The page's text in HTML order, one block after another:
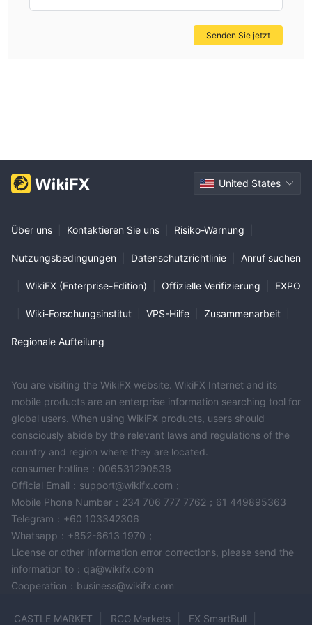
Investitionen und die Einhaltung rechtlicher Standards zu
gewährleisten. Trader können über WikiFX mehr über andere
Broker erfahren. Informationen verbessern dieSenden Sie jetzt
United States
Über uns Kontaktieren Sie uns Risiko-Warnung
Nutzungsbedingungen Datenschutzrichtlinie Anruf suchen
WikiFX (Enterprise-Edition) Offizielle Verifizierung EXPO
Wiki-Forschungsinstitut VPS-Hilfe Zusammenarbeit
Regionale Aufteilung
You are visiting the WikiFX website. WikiFX Internet and its
mobile products are an enterprise information searching tool for
global users. When using WikiFX products, users should
consciously abide by the relevant laws and regulations of the
country and region where they are located.
consumer hotline：006531290538
Official Email：support@wikifx.com；
Mobile Phone Number：234 706 777 7762；61 449895363
Telegram：+60 103342306
Whatsapp：+852-6613 1970；
License or other information error corrections, please send the
information to：qa@wikifx.com
Cooperation：business@wikifx.com
CASTLE MARKET RCG Markets FX SmartBull